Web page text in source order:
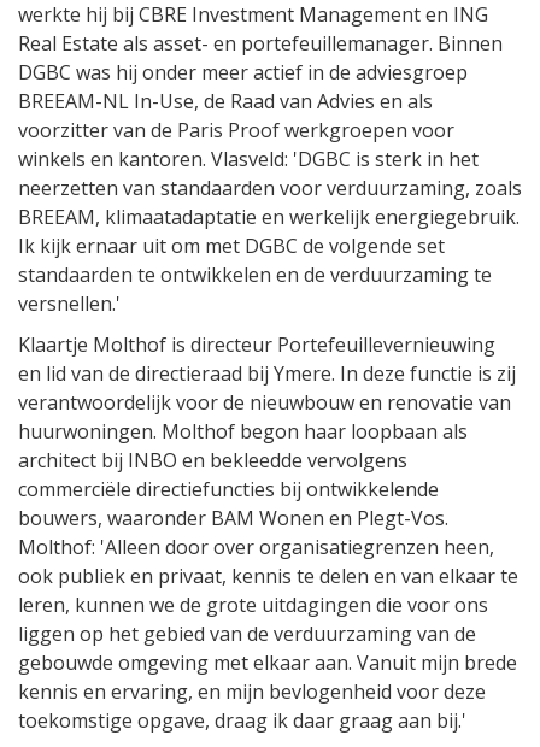
werkte hij bij CBRE Investment Management en ING
Real Estate als asset- en portefeuillemanager. Binnen
DGBC was hij onder meer actief in de adviesgroep
BREEAM-NL In-Use, de Raad van Advies en als
voorzitter van de Paris Proof werkgroepen voor
winkels en kantoren. Vlasveld: 'DGBC is sterk in het
neerzetten van standaarden voor verduurzaming, zoals
BREEAM, klimaatadaptatie en werkelijk energiegebruik.
Ik kijk ernaar uit om met DGBC de volgende set
standaarden te ontwikkelen en de verduurzaming te
versnellen.'
Klaartje Molthof is directeur Portefeuillevernieuwing
en lid van de directieraad bij Ymere. In deze functie is zij
verantwoordelijk voor de nieuwbouw en renovatie van
huurwoningen. Molthof begon haar loopbaan als
architect bij INBO en bekleedde vervolgens
commerciële directiefuncties bij ontwikkelende
bouwers, waaronder BAM Wonen en Plegt-Vos.
Molthof: 'Alleen door over organisatiegrenzen heen,
ook publiek en privaat, kennis te delen en van elkaar te
leren, kunnen we de grote uitdagingen die voor ons
liggen op het gebied van de verduurzaming van de
gebouwde omgeving met elkaar aan. Vanuit mijn brede
kennis en ervaring, en mijn bevlogenheid voor deze
toekomstige opgave, draag ik daar graag aan bij.'